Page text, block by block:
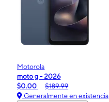
Motorola
moto g - 2026
$0.00
$189.99
Generalmente en existencia